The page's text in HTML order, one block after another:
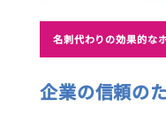
名刺代わりの効果的な
企業の信頼の